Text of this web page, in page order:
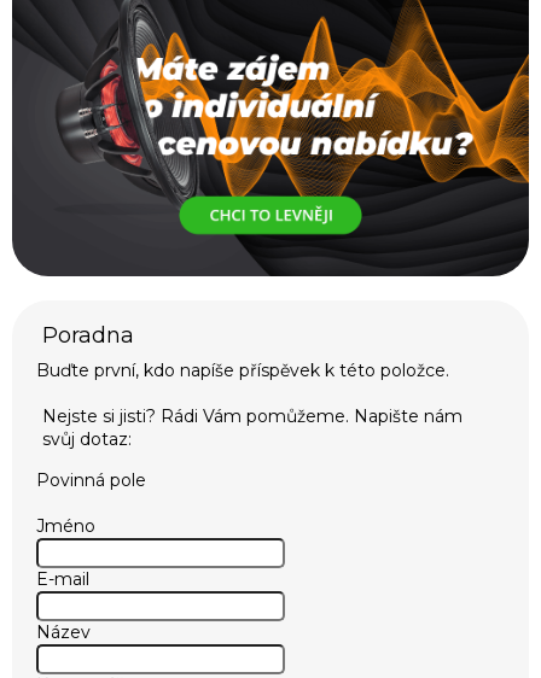
Buďte první, kdo napíše příspěvek k této položce.
Povinná pole
Jméno
E-mail
Název